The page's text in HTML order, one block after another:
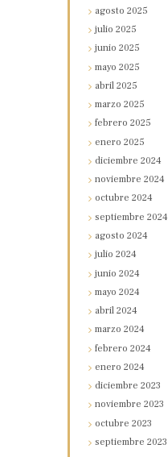
agosto2025
julio2025
junio2025
mayo2025
abril2025
marzo2025
febrero2025
enero2025
diciembre2024
noviembre2024
octubre2024
septiembre2024
agosto2024
julio2024
junio2024
mayo2024
abril2024
marzo2024
febrero2024
enero2024
diciembre2023
noviembre2023
octubre2023
septiembre2023